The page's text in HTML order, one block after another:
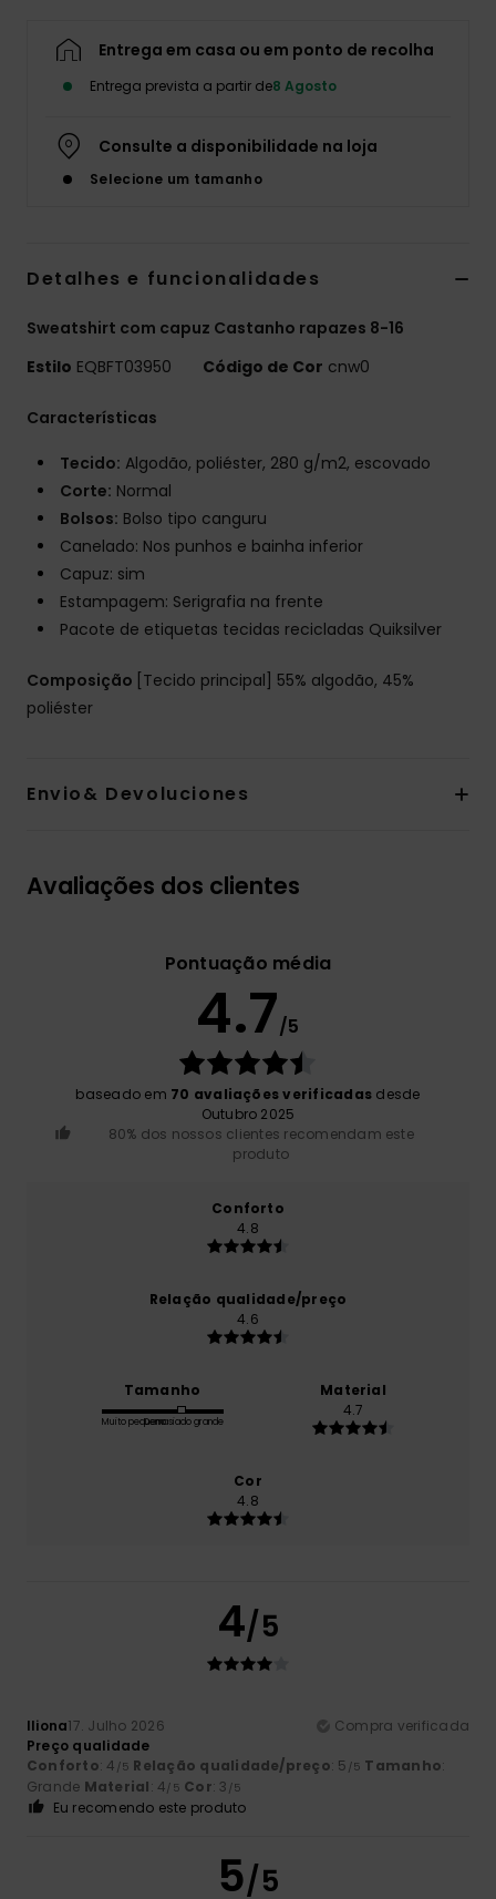
Entrega em casa ou em ponto de recolha
Entrega prevista a partir de8 Agosto
Consulte a disponibilidade na loja
Selecione um tamanho
Detalhes e funcionalidades
Sweatshirt com capuz Castanho rapazes 8-16
Estilo EQBFT03950 Código de Cor cnw0
Características
Tecido: Algodão, poliéster, 280 g/m2, escovado
Corte: Normal
Bolsos: Bolso tipo canguru
Canelado: Nos punhos e bainha inferior
Capuz: sim
Estampagem: Serigrafia na frente
Pacote de etiquetas tecidas recicladas Quiksilver
Composição [Tecido principal] 55% algodão, 45%
poliéster
Envio& Devoluciones
Avaliações dos clientes
Pontuação média
4.7/5
baseado em 70 avaliações verificadas desde
Outubro 2025
80% dos nossos clientes recomendam este
produto
Conforto
4.8
Relação qualidade/preço
4.6
Tamanho
Muito pequenoDemasiado grande
Material
4.7
Cor
4.8
4/5
Iliona17. Julho 2026
Compra verificada
Preço qualidade
Conforto: 4 /5 Relação qualidade/preço: 5 /5 Tamanho:
Grande Material: 4/5 Cor: 3 /5
Eu recomendo este produto
5/5